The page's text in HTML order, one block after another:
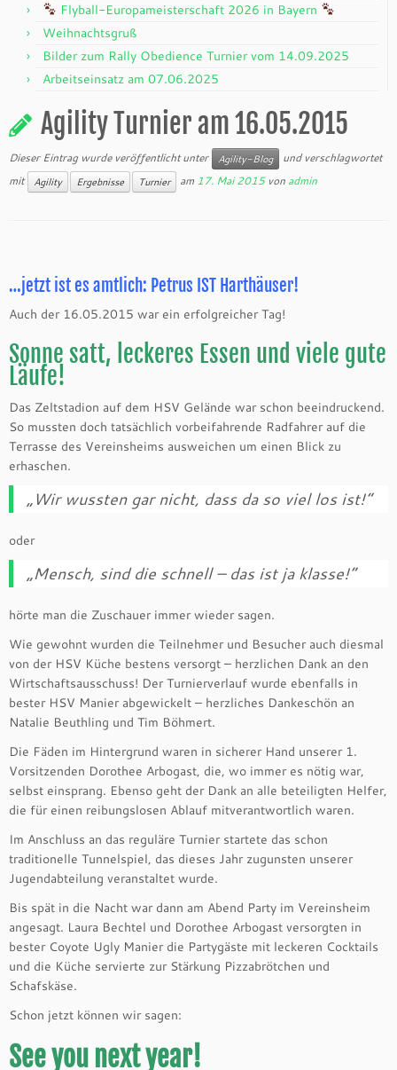
Flyball-Europameisterschaft 2026 in Bayern
Weihnachtsgruß
Bilder zum Rally Obedience Turnier vom 14.09.2025
Arbeitseinsatz am 07.06.2025
Agility Turnier am 16.05.2015
Dieser Eintrag wurde veröffentlicht unter Agility-Blog
und verschlagwortet
mit
Agility Ergebnisse Turnier am 17. Mai 2015 von admin
…jetzt ist es amtlich: Petrus IST Harthäuser!
Auch der 16.05.2015 war ein erfolgreicher Tag!
Sonne satt, leckeres Essen und viele gute
Läufe!
Das Zeltstadion auf dem HSV Gelände war schon beeindruckend.
So mussten doch tatsächlich vorbeifahrende Radfahrer auf die
Terrasse des Vereinsheims ausweichen um einen Blick zu
erhaschen.
„Wir wussten gar nicht, dass da so viel los ist!“
oder
„Mensch, sind die schnell – das ist ja klasse!“
hörte man die Zuschauer immer wieder sagen.
Wie gewohnt wurden die Teilnehmer und Besucher auch diesmal
von der HSV Küche bestens versorgt – herzlichen Dank an den
Wirtschaftsausschuss! Der Turnierverlauf wurde ebenfalls in
bester HSV Manier abgewickelt – herzliches Dankeschön an
Natalie Beuthling und Tim Böhmert.
Die Fäden im Hintergrund waren in sicherer Hand unserer 1.
Vorsitzenden Dorothee Arbogast, die, wo immer es nötig war,
selbst einsprang. Ebenso geht der Dank an alle beteiligten Helfer,
die für einen reibungslosen Ablauf mitverantwortlich waren.
Im Anschluss an das reguläre Turnier startete das schon
traditionelle Tunnelspiel, das dieses Jahr zugunsten unserer
Jugendabteilung veranstaltet wurde.
Bis spät in die Nacht war dann am Abend Party im Vereinsheim
angesagt. Laura Bechtel und Dorothee Arbogast versorgten in
bester Coyote Ugly Manier die Partygäste mit leckeren Cocktails
und die Küche servierte zur Stärkung Pizzabrötchen und
Schafskäse.
Schon jetzt können wir sagen:
See you next year!